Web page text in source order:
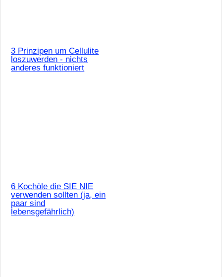
3 Prinzipen um Cellulite
loszuwerden - nichts
anderes funktioniert
6 Kochöle die SIE NIE
verwenden sollten (ja, ein
paar sind
lebensgefährlich)